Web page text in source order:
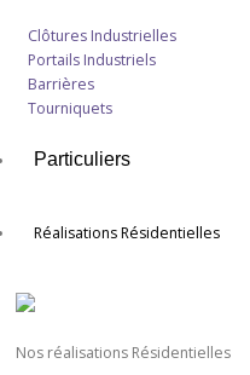
Clôtures Industrielles
Portails Industriels
Barrières
Tourniquets
Particuliers
Réalisations Résidentielles
Nos réalisations Résidentielles